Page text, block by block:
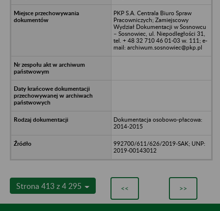
PKP S.A. Centrala Biuro Spraw
Pracowniczych; Zamiejscowy
Wydział Dokumentacji w Sosnowcu
– Sosnowiec, ul. Niepodległości 31,
tel. + 48 32 710 46 01-03 w. 111; e-
mail: archiwum.sosnowiec@pkp.pl
Dokumentacja osobowo-płacowa:
2014-2015
992700/611/626/2019-SAK; UNP:
2019-00143012
Strona 413 z 4 295 << >>